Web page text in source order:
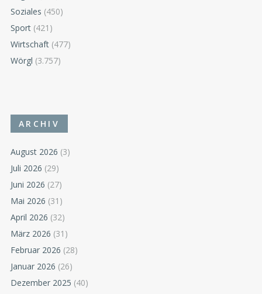
Soziales (450)
Sport (421)
Wirtschaft (477)
Wörgl (3.757)
ARCHIV
August 2026 (3)
Juli 2026 (29)
Juni 2026 (27)
Mai 2026 (31)
April 2026 (32)
März 2026 (31)
Februar 2026 (28)
Januar 2026 (26)
Dezember 2025 (40)